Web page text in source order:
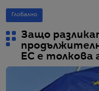
Глобално
Защо
ЕС е толкова